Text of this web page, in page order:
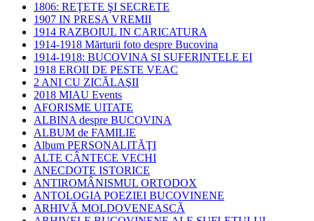
1806: REŢETE ŞI SECRETE
1907 IN PRESA VREMII
1914 RAZBOIUL IN CARICATURA
1914-1918 Mărturii foto despre Bucovina
1914-1918: BUCOVINA SI SUFERINTELE EI
1918 EROII DE PESTE VEAC
2 ANI CU ZICĂLAŞII
2018 MIAU Events
AFORISME UITATE
ALBINA despre BUCOVINA
ALBUM de FAMILIE
Album PERSONALITĂŢI
ALTE CÂNTECE VECHI
ANECDOTE ISTORICE
ANTIROMÂNISMUL ORTODOX
ANTOLOGIA POEZIEI BUCOVINENE
ARHIVĂ MOLDOVENEASCĂ